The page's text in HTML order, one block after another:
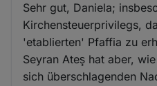
Sehr gut, Daniela;
Kirchensteuerprivilegs,
'etablierten' Pfaffia zu
Seyran Ateş hat aber,
sich überschlagenden